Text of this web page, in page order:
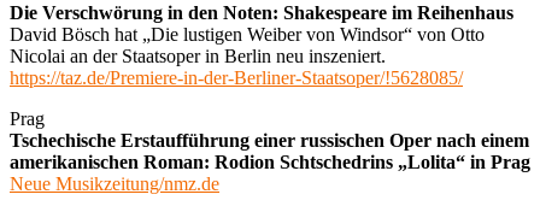
Die Verschwörung in den Noten: Shakespeare im Reihenhaus
David Bösch hat „Die lustigen Weiber von Windsor“ von Otto
Nicolai an der Staatsoper in Berlin neu inszeniert.
https://taz.de/Premiere-in-der-Berliner-Staatsoper/!5628085/
Prag
Tschechische Erstaufführung einer russischen Oper nach einem
amerikanischen Roman: Rodion Schtschedrins „Lolita“ in Prag
Neue Musikzeitung/nmz.de